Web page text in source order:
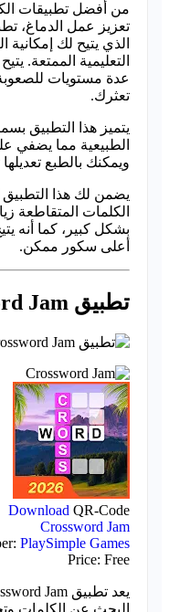
من أفضل تطبيقات
الذي يتيح لك إمكانية
التعليمية الممتعة.
عدة مستويات
تعثرك.
يتميز هذا التطبيق
الطبيعية مما يضفي
ويمكنك بالطبع
يضمن لك هذا
الكلمات المتقاطعة
بشكل كبير، كما أنه
أعلى سكور ممكن.
تطبيق Crossword Jam
Download QR-Code
Crossword Jam
PlaySimple Games
Price:Free